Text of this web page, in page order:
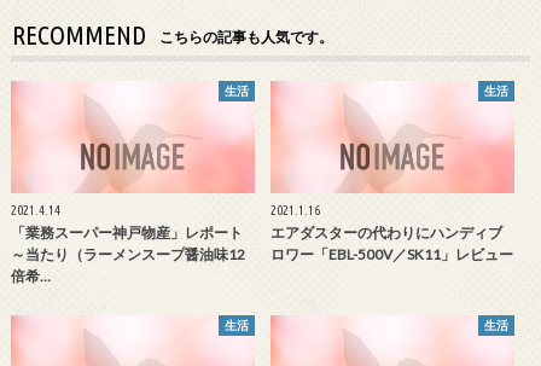
RECOMMEND こちらの記事も人気です。
生活
2021.4.14
「業務スーパー神戸物産」レポート
～当たり（ラーメンスープ醤油味12
倍希…
生活
2021.1.16
エアダスターの代わりにハンディブ
ロワー「EBL-500V／SK11」レビュー
生活 生活